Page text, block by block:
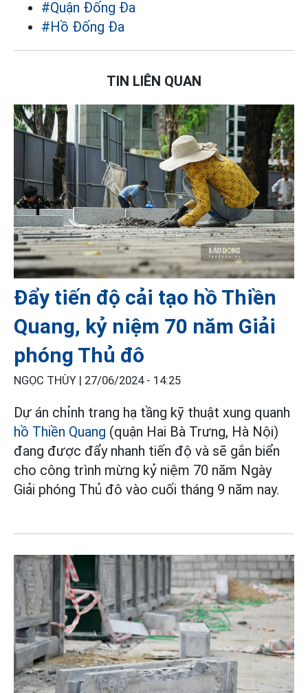
#Quận Đống Đa
#Hồ Đống Đa
TIN LIÊN QUAN
Đẩy tiến độ cải tạo hồ Thiền
Quang, kỷ niệm 70 năm Giải
phóng Thủ đô
NGỌC THÙY | 27/06/2024 - 14:25
Dự án chỉnh trang hạ tầng kỹ thuật xung quanh
hồ Thiền Quang (quận Hai Bà Trưng, Hà Nội)
đang được đẩy nhanh tiến độ và sẽ gắn biển
cho công trình mừng kỷ niệm 70 năm Ngày
Giải phóng Thủ đô vào cuối tháng 9 năm nay.